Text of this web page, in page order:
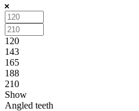
120
143
165
188
210
Show
Angled teeth